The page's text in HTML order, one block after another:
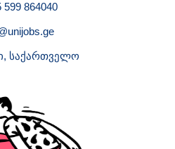
599 864040
საქართველო